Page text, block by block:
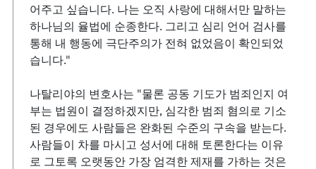
어주고 싶습니다. 나는 오직 사랑에 대해서만 말하는
하나님의 율법에 순종한다. 그리고 심리 언어 검사를
통해 내 행동에 극단주의가 전혀 없었음이 확인되었
습니다."
나탈리야의 변호사는 "물론 공동 기도가 범죄인지 여
부는 법원이 결정하겠지만, 심각한 범죄 혐의로 기소
된 경우에도 사람들은 완화된 수준의 구속을 받는다.
사람들이 차를 마시고 성서에 대해 토론한다는 이유
로 그토록 오랫동안 가장 엄격한 제재를 가하는 것은